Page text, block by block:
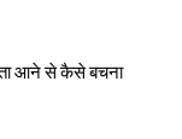
आने से कैसे बचना